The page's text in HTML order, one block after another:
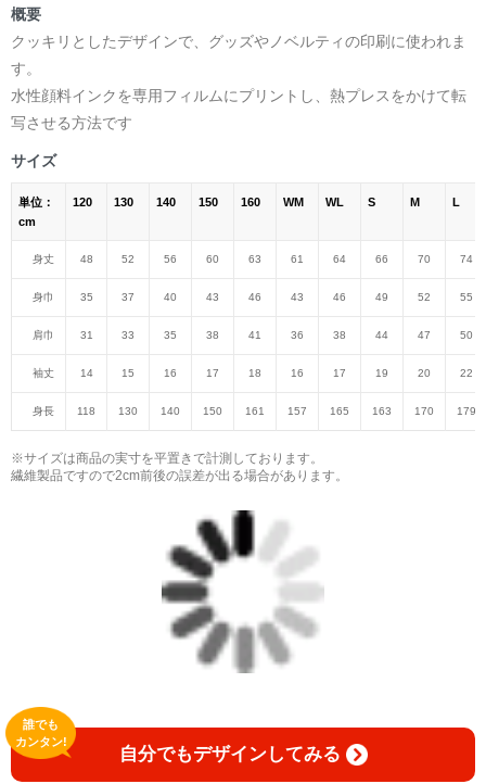
概要
クッキリとしたデザインで、グッズやノベルティの印刷に使われま
す。
水性顔料インクを専用フィルムにプリントし、熱プレスをかけて転
写させる方法です
サイズ
単位：
cm
120 130 140 150 160 WM WL S M L
身丈 48 52 56 60 63 61 64 66 70 74
身巾 35 37 40 43 46 43 46 49 52 55
肩巾 31 33 35 38 41 36 38 44 47 50
袖丈 14 15 16 17 18 16 17 19 20 22
身長 118 130 140 150 161 157 165 163 170 179
※サイズは商品の実寸を平置きで計測しております。
繊維製品ですので2cm前後の誤差が出る場合があります。
自分でもデザインしてみる
誰でも
カンタン!